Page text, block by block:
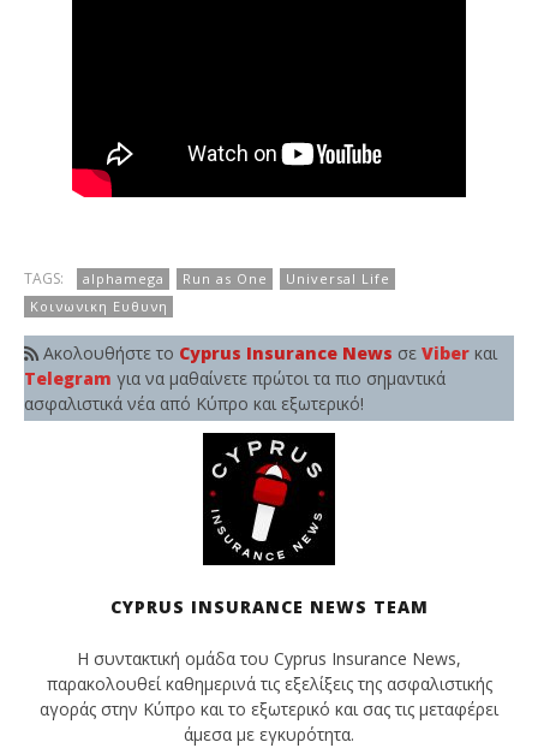
TAGS: alphamega Run as One
Universal Life
Κοινωνικη Ευθυνη
Ακολουθήστε το Cyprus Insurance News σε Viber και
Telegram για να μαθαίνετε πρώτοι τα πιο σημαντικά
ασφαλιστικά νέα από Κύπρο και εξωτερικό!
CYPRUS INSURANCE NEWS TEAM
Η συντακτική ομάδα του Cyprus Insurance News,
παρακολουθεί καθημερινά τις εξελίξεις της ασφαλιστικής
αγοράς στην Κύπρο και το εξωτερικό και σας τις μεταφέρει
άμεσα με εγκυρότητα.